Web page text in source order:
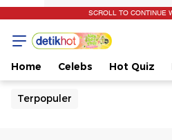
SCROLL TO CONTINUE
Home Celebs Hot Quiz
Terpopuler